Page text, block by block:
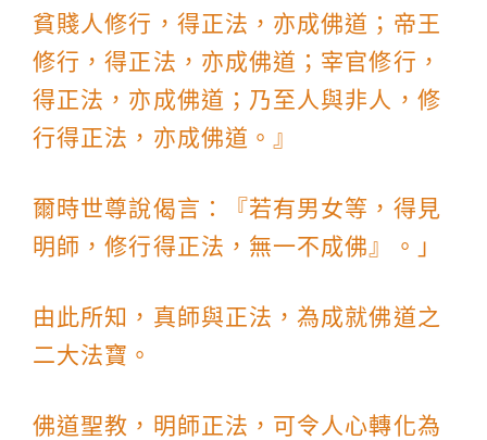
貧賤人修行，得正法，亦成佛道；帝王
修行，得正法，亦成佛道；宰官修行，
得正法，亦成佛道；乃至人與非人，修
行得正法，亦成佛道。』
爾時世尊說偈言：『若有男女等，得見
明師，修行得正法，無一不成佛』。」
由此所知，真師與正法，為成就佛道之
二大法寶。
佛道聖教，明師正法，可令人心轉化為